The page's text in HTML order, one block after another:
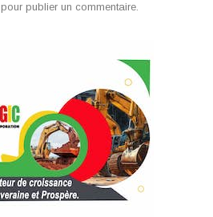
pour publier un commentaire.